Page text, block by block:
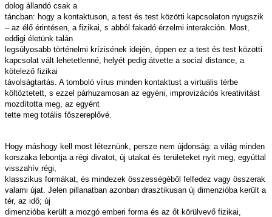
dolog állandó csak a
táncban: hogy a kontaktuson, a test és test közötti kapcsolaton nyugszik
– az élő érintésen, a fizikai, s abból fakadó érzelmi interakción. Most,
eddigi életünk talán
legsúlyosabb történelmi krízisének idején, éppen ez a test és test közötti
kapcsolat vált lehetetlenné, helyét pedig átvette a social distance, a
kötelező fizikai
távolságtartás. A tomboló vírus minden kontaktust a virtuális térbe
költöztetett, s ezzel párhuzamosan az egyéni, improvizációs kreativitást
mozdította meg, az egyént
tette meg totális főszereplővé.
Hogy máshogy kell most léteznünk, persze nem újdonság: a világ minden
korszaka lebontja a régi divatot, új utakat és területeket nyit meg, egyúttal
visszahív régi,
klasszikus formákat, és mindezek összességéből felfedez vagy összerak
valami újat. Jelen pillanatban azonban drasztikusan új dimenzióba került a
tér, az idő; új
dimenzióba került a mozgó emberi forma és az őt körülvevő fizikai,